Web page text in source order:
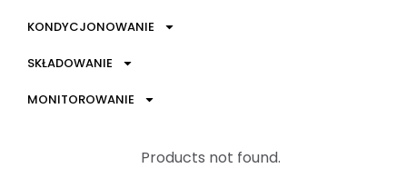
KONDYCJONOWANIE
SKŁADOWANIE
MONITOROWANIE
Products not found.